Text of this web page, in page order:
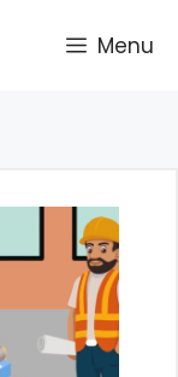
Menu